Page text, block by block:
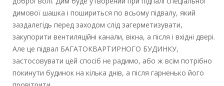
димової шашка і пошириться по всьому підвалу, який
заздалегідь перед заходом слід загерметизувати,
закупорити вентиляційні канали, вікна, а після і вхідні двері.
Але це підвал БАГАТОКВАРТИРНОГО БУДИНКУ,
застосовувати цей спосіб не радимо, або ж всім потрібно
покинути будинок на кілька днів, а після гарненько його